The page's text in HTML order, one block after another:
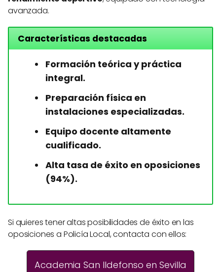
avanzada.
Características destacadas
Formación teórica y práctica
integral.
Preparación física en
instalaciones especializadas.
Equipo docente altamente
cualificado.
Alta tasa de éxito en oposiciones
(94%).
Si quieres tener altas posibilidades de éxito en las
oposiciones a Policía Local, contacta con ellos:
Academia San Ildefonso en Sevilla